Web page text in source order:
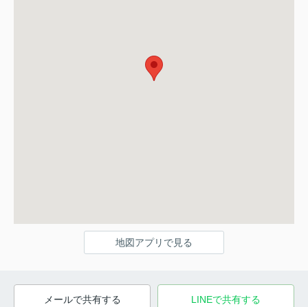
地図アプリで見る
メールで共有する LINEで共有する